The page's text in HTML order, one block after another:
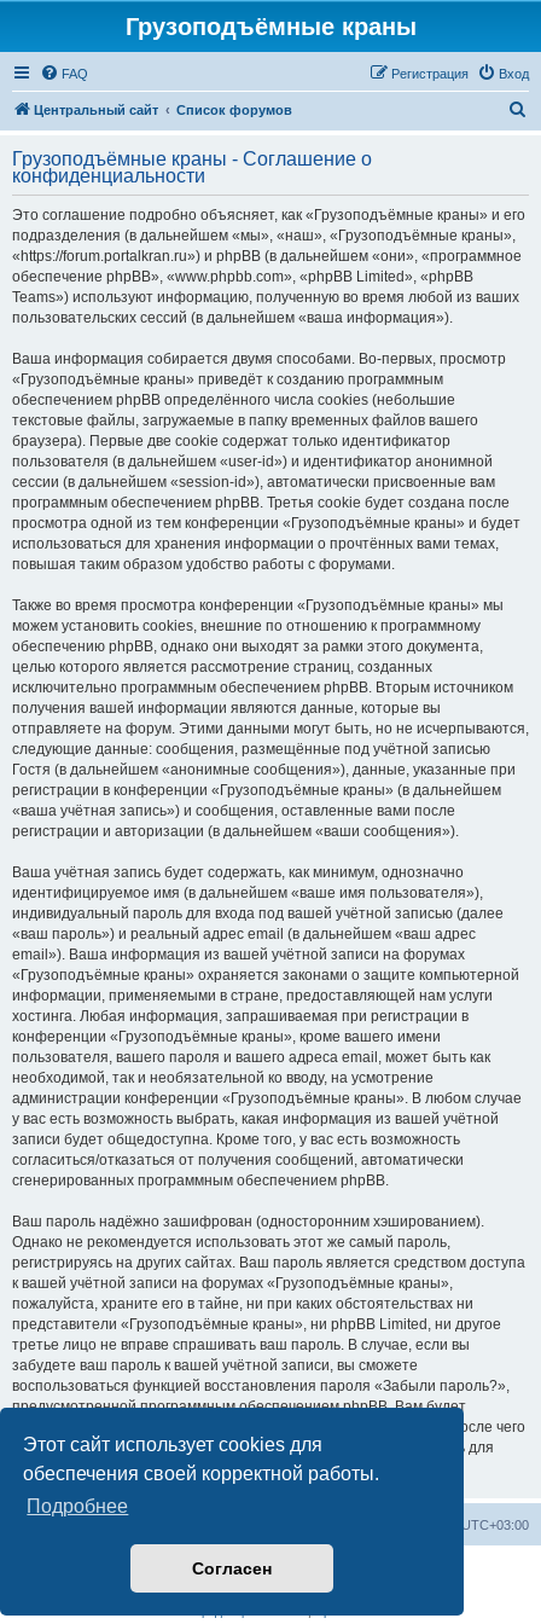
Этот сайт использует cookies для
обеспечения своей корректной работы.
Подробнее
Согласен
Грузоподъёмные краны
FAQ Вход
Регистрация
Центральный сайт Список форумов
с
Грузоподъёмные краны - Соглашение о
конфиденциальности
Это соглашение подробно объясняет, как «Грузоподъёмные краны» и его
подразделения (в дальнейшем «мы», «наш», «Грузоподъёмные краны»,
«https://forum.portalkran.ru») и phpBB (в дальнейшем «они», «программное
обеспечение phpBB», «www.phpbb.com», «phpBB Limited», «phpBB
Teams») используют информацию, полученную во время любой из ваших
пользовательских сессий (в дальнейшем «ваша информация»).
Ваша информация собирается двумя способами. Во-первых, просмотр
«Грузоподъёмные краны» приведёт к созданию программным
обеспечением phpBB определённого числа cookies (небольшие
текстовые файлы, загружаемые в папку временных файлов вашего
браузера). Первые две cookie содержат только идентификатор
пользователя (в дальнейшем «user-id») и идентификатор анонимной
сессии (в дальнейшем «session-id»), автоматически присвоенные вам
программным обеспечением phpBB. Третья cookie будет создана после
просмотра одной из тем конференции «Грузоподъёмные краны» и будет
использоваться для хранения информации о прочтённых вами темах,
повышая таким образом удобство работы с форумами.
Также во время просмотра конференции «Грузоподъёмные краны» мы
можем установить cookies, внешние по отношению к программному
обеспечению phpBB, однако они выходят за рамки этого документа,
целью которого является рассмотрение страниц, созданных
исключительно программным обеспечением phpBB. Вторым источником
получения вашей информации являются данные, которые вы
отправляете на форум. Этими данными могут быть, но не исчерпываются,
следующие данные: сообщения, размещённые под учётной записью
Гостя (в дальнейшем «анонимные сообщения»), данные, указанные при
регистрации в конференции «Грузоподъёмные краны» (в дальнейшем
«ваша учётная запись») и сообщения, оставленные вами после
регистрации и авторизации (в дальнейшем «ваши сообщения»).
Ваша учётная запись будет содержать, как минимум, однозначно
идентифицируемое имя (в дальнейшем «ваше имя пользователя»),
индивидуальный пароль для входа под вашей учётной записью (далее
«ваш пароль») и реальный адрес email (в дальнейшем «ваш адрес
email»). Ваша информация из вашей учётной записи на форумах
«Грузоподъёмные краны» охраняется законами о защите компьютерной
информации, применяемыми в стране, предоставляющей нам услуги
хостинга. Любая информация, запрашиваемая при регистрации в
конференции «Грузоподъёмные краны», кроме вашего имени
пользователя, вашего пароля и вашего адреса email, может быть как
необходимой, так и необязательной ко вводу, на усмотрение
администрации конференции «Грузоподъёмные краны». В любом случае
у вас есть возможность выбрать, какая информация из вашей учётной
записи будет общедоступна. Кроме того, у вас есть возможность
согласиться/отказаться от получения сообщений, автоматически
сгенерированных программным обеспечением phpBB.
Ваш пароль надёжно зашифрован (односторонним хэшированием).
Однако не рекомендуется использовать этот же самый пароль,
регистрируясь на других сайтах. Ваш пароль является средством доступа
к вашей учётной записи на форумах «Грузоподъёмные краны»,
пожалуйста, храните его в тайне, ни при каких обстоятельствах ни
представители «Грузоподъёмные краны», ни phpBB Limited, ни другое
третье лицо не вправе спрашивать ваш пароль. В случае, если вы
забудете ваш пароль к вашей учётной записи, вы сможете
воспользоваться функцией восстановления пароля «Забыли пароль?»,
предусмотренной программным обеспечением phpBB. Вам будет
необходимо ввести ваше имя пользователя и ваш адрес email, после чего
программное обеспечение phpBB сгенерирует вам новый пароль для
вашей учётной записи.
UTC+03:00
Создано на основеphpBB® Forum Software © phpBB Limited
Русская поддержка phpBB